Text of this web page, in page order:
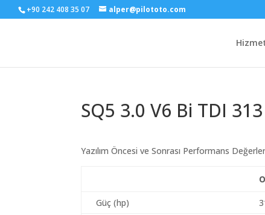
+90 242 408 35 07 alper@pilototo.com
SQ5 3.0 V6 Bi TDI 313
Yazılım Öncesi ve Sonrası Performans
Güç (hp)